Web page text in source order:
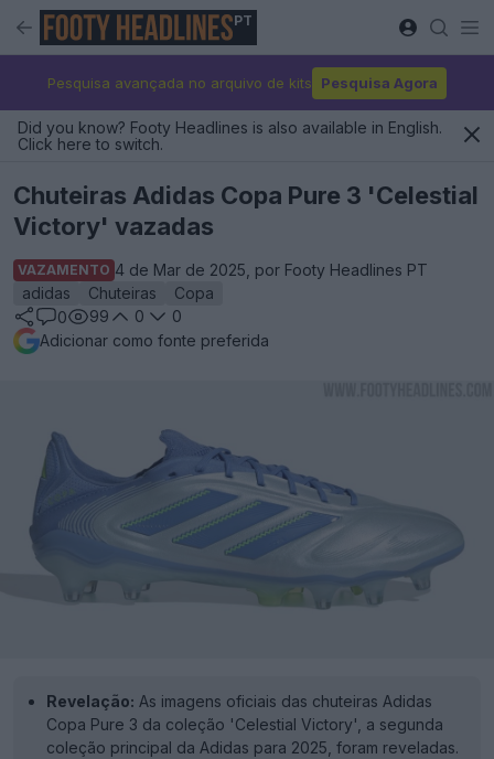
PT
Pesquisa avançada no arquivo de kits Pesquisa Agora
Did you know? Footy Headlines is also available in English.
Click here to switch.
Chuteiras Adidas Copa Pure 3 'Celestial
Victory' vazadas
VAZAMENTO 4 de Mar de 2025, por Footy Headlines PT
adidas
Chuteiras
Copa
0
99 0
0
Adicionar como fonte preferida
Revelação: As imagens oficiais das chuteiras Adidas
Copa Pure 3 da coleção 'Celestial Victory', a segunda
coleção principal da Adidas para 2025, foram reveladas.